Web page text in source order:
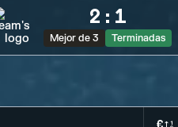
2 : 1
Mejor de 3 Terminadas